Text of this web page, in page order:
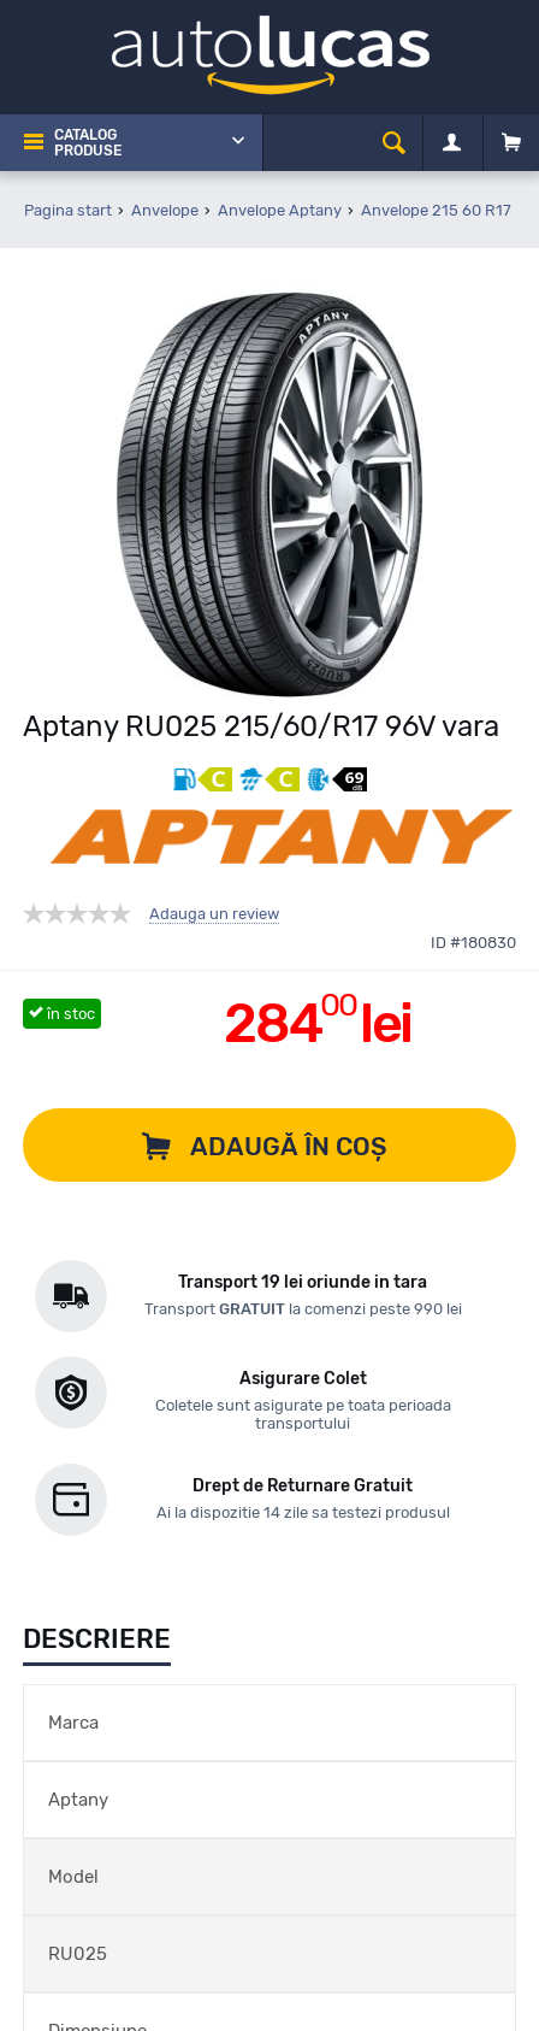
CATALOG
PRODUSE
Pagina start Anvelope Anvelope Aptany Anvelope 215 60 R17
Aptany RU025 215/60/R17 96V vara
Adauga un review
ID #180830
28400lei
în stoc
ADAUGĂ ÎN COȘ
Transport 19 lei oriunde in tara
Transport GRATUITla comenzi peste 990 lei
Asigurare Colet
Coletele sunt asigurate pe toata perioada
transportului
Drept de Returnare Gratuit
Ai la dispozitie 14 zile sa testezi produsul
DESCRIERE
Marca
Aptany
Model
RU025